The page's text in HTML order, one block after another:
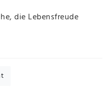
die Lebensfreude